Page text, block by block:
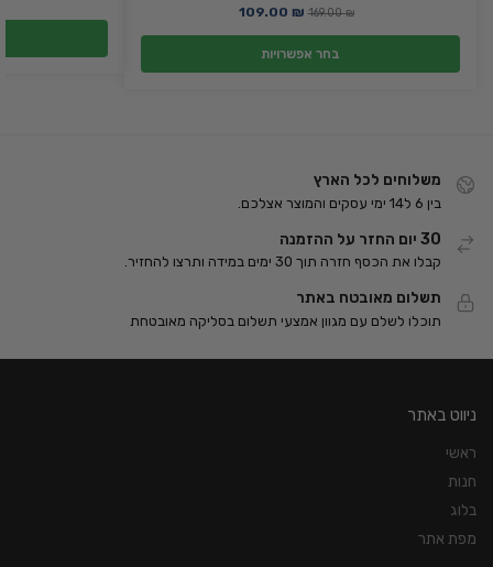
169.00₪
109.00 ₪
בחר אפשרויות
משלוחים לכל הארץ
בין 6 ל14 ימי עסקים והמוצר אצלכם.
30 יום החזר על ההזמנה
קבלו את הכסף חזרה תוך 30 ימים במידה ותרצו להחזיר.
תשלום מאובטח באתר
תוכלו לשלם עם מגוון אמצעי תשלום בסליקה מאובטחת
ניווט באתר
ראשי
חנות
בלוג
מפת אתר